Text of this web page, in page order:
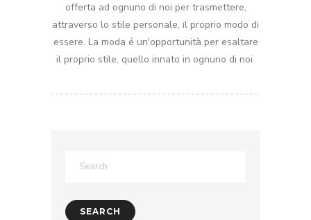
offerta ad ognuno di noi per trasmettere,
attraverso lo stile personale, il proprio modo di
essere. La moda é un'opportunità per esaltare
il proprio stile, quello innato in ognuno di noi.